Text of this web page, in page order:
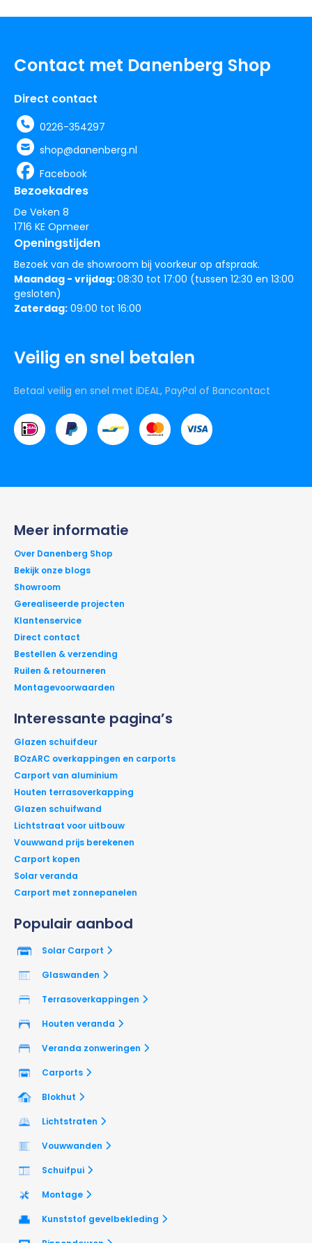
Contact met Danenberg Shop
Direct contact
0226-354297
shop@danenberg.nl
Facebook
Bezoekadres
De Veken 8
1716 KE Opmeer
Openingstijden
Bezoek van de showroom bij voorkeur op afspraak.
Maandag - vrijdag:08:30 tot 17:00 (tussen 12:30 en 13:00
gesloten)
Zaterdag: 09:00 tot 16:00
Veilig en snel betalen
Betaal veilig en snel met iDEAL, PayPal of Bancontact
Populair aanbod
Solar Carport
Glaswanden
Terrasoverkappingen
Houten veranda
Veranda zonweringen
Carports
Blokhut
Lichtstraten
Vouwwanden
Schuifpui
Montage
Kunststof gevelbekleding
Interessante pagina’s
Glazen schuifdeur
BOzARC overkappingen en carports
Carport van aluminium
Houten terrasoverkapping
Glazen schuifwand
Lichtstraat voor uitbouw
Vouwwand prijs berekenen
Carport kopen
Solar veranda
Carport met zonnepanelen
Meer informatie
Over Danenberg Shop
Bekijk onze blogs
Showroom
Gerealiseerde projecten
Klantenservice
Direct contact
Bestellen & verzending
Ruilen & retourneren
Montagevoorwaarden